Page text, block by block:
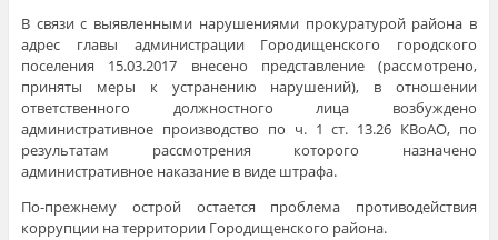
В связи с выявленными нарушениями прокуратурой района в
адрес главы администрации Городищенского городского
поселения 15.03.2017 внесено представление (рассмотрено,
приняты меры к устранению нарушений), в отношении
ответственного должностного лица возбуждено
административное производство по ч. 1 ст. 13.26 КВоАО, по
результатам рассмотрения которого назначено
административное наказание в виде штрафа.
По-прежнему острой остается проблема противодействия
коррупции на территории Городищенского района.